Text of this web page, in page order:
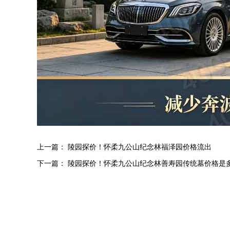
上一篇： 陵园探价！怀柔九公山纪念林福泽园价格流出
下一篇： 陵园探价！怀柔九公山纪念林善寿园传统墓价格是